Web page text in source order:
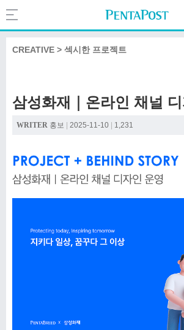
COMPANY
CULTURE
Search
PentaPost.net
CREATIVE > 섹시한 프로젝트
삼성화재｜온라인 채널
WRITER 홍보 2025-11-10 1,231